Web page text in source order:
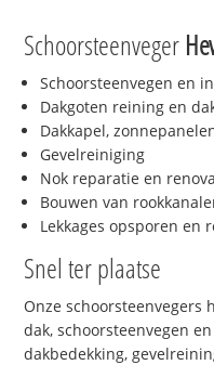
Schoorsteenveger
Schoorsteenvegen en
Dakgoten reining en
Dakkapel,
Gevelreiniging
Nok reparatie en
Bouwen van
Lekkages opsporen en
Snel ter plaatse
Onze
dak, schoorsteenvegen
dakbedekking,